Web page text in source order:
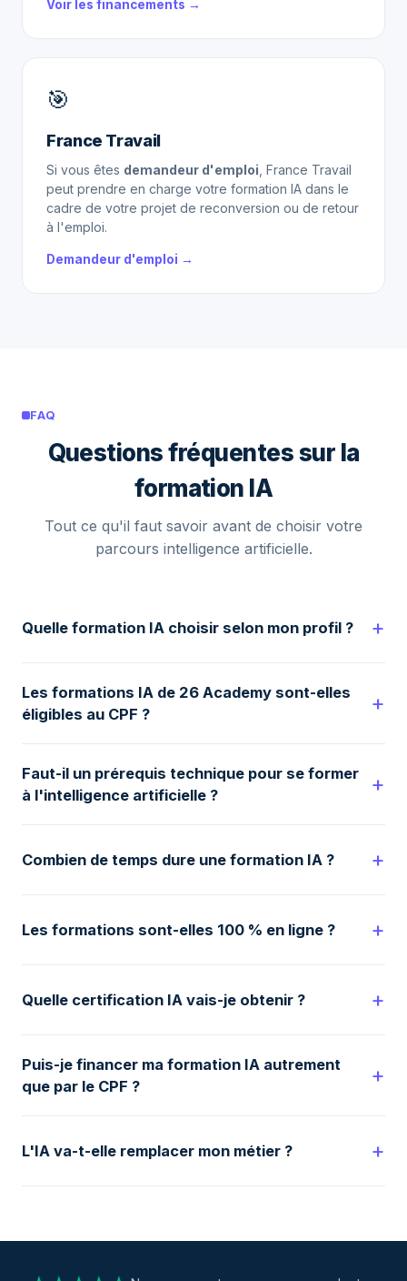
Voir les financements →
🎯
France Travail
Si vous êtes demandeur d'emploi , France Travail
peut prendre en charge votre formation IA dans le
cadre de votre projet de reconversion ou de retour
à l'emploi.
Demandeur d'emploi →
FAQ
Questions fréquentes sur la
formation IA
Tout ce qu'il faut savoir avant de choisir votre
parcours intelligence artificielle.
Quelle formation IA choisir selon mon profil ?
Les formations IA de 26 Academy sont-elles
éligibles au CPF ?
Faut-il un prérequis technique pour se former
à l'intelligence artificielle ?
Combien de temps dure une formation IA ?
Les formations sont-elles 100 % en ligne ?
Quelle certification IA vais-je obtenir ?
Puis-je financer ma formation IA autrement
que par le CPF ?
L'IA va-t-elle remplacer mon métier ?